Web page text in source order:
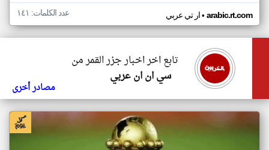
ار تي عربي• arabic.rt.com عدد الكلمات: ١٤١
تابع اخر اخبار جزر القمر من
سي ان ان عربي
مصادر أخرى